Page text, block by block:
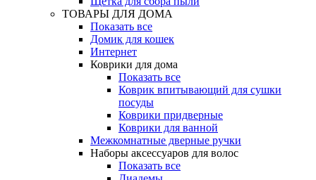
ТОВАРЫ ДЛЯ ДОМА
Показать все
Домик для кошек
Интернет
Коврики для дома
Показать все
Коврик впитывающий для сушки
посуды
Коврики придверные
Коврики для ванной
Межкомнатные дверные ручки
Наборы аксессуаров для волос
Показать все